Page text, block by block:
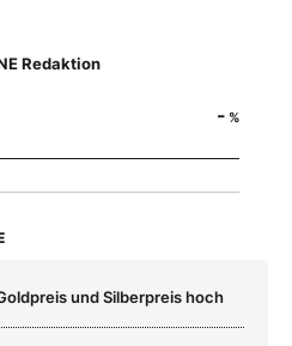
Redaktion
- %
und Silberpreis hoch